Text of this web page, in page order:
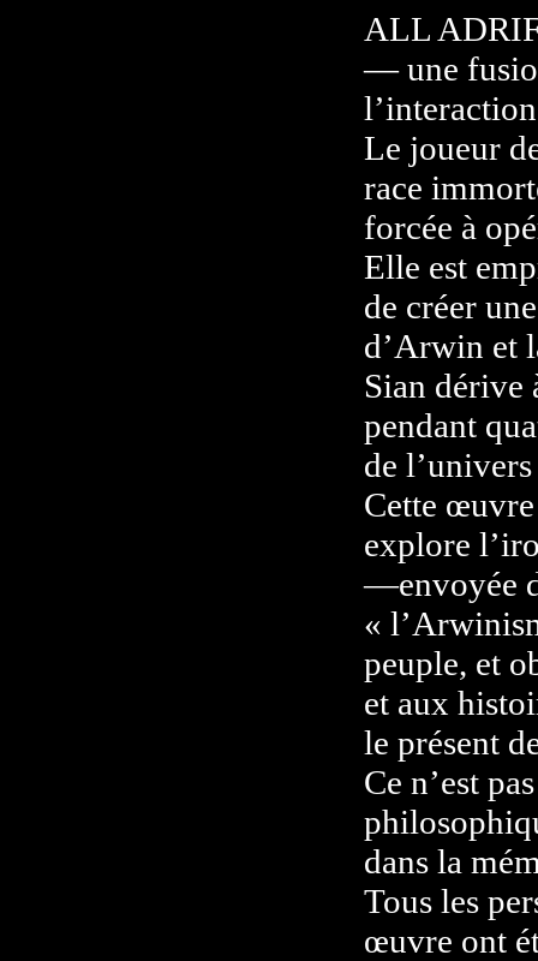
ALL
— une
Le joueur
race
forcée à
Elle est
de créer
d’Arwin et
Sian dérive
pendant
de
Cette
explore
—envoyée
«
peuple, et
et aux
le présent
Ce n’est
dans la
Tous les
œuvre ont